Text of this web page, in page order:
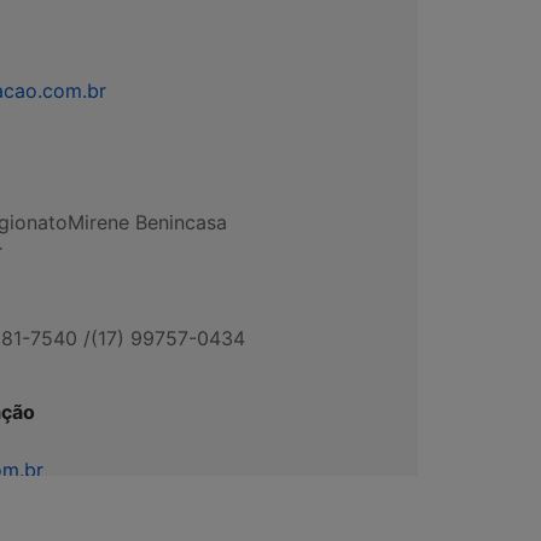
Mirene Benincasa
7540 /(17) 99757-0434